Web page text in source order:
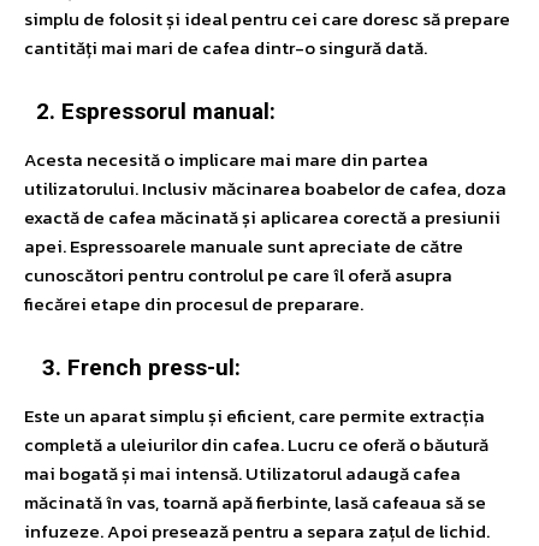
simplu de folosit și ideal pentru cei care doresc să prepare
cantități mai mari de cafea dintr-o singură dată.
2. Espressorul manual:
Acesta necesită o implicare mai mare din partea
utilizatorului. Inclusiv măcinarea boabelor de cafea, doza
exactă de cafea măcinată și aplicarea corectă a presiunii
apei. Espressoarele manuale sunt apreciate de către
cunoscători pentru controlul pe care îl oferă asupra
fiecărei etape din procesul de preparare.
3. French press-ul:
Este un aparat simplu și eficient, care permite extracția
completă a uleiurilor din cafea. Lucru ce oferă o băutură
mai bogată și mai intensă. Utilizatorul adaugă cafea
măcinată în vas, toarnă apă fierbinte, lasă cafeaua să se
infuzeze. Apoi presează pentru a separa zațul de lichid.